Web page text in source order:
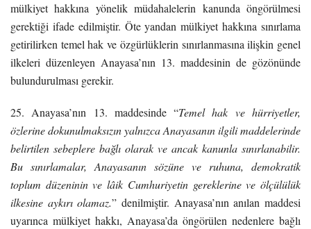
mülkiyet hakkına yönelik müdahalelerin kanunda öngörülmesi
gerektiği ifade edilmiştir. Öte yandan mülkiyet hakkına sınırlama
getirilirken temel hak ve özgürlüklerin sınırlanmasına ilişkin genel
ilkeleri düzenleyen Anayasa’nın 13. maddesinin de gözönünde
bulundurulması gerekir.
25. Anayasa’nın 13. maddesinde “Temel hak ve hürriyetler,
özlerine dokunulmaksızın yalnızca Anayasanın ilgili maddelerinde
belirtilen sebeplere bağlı olarak ve ancak kanunla sınırlanabilir.
Bu sınırlamalar, Anayasanın sözüne ve ruhuna, demokratik
toplum düzeninin ve lâik Cumhuriyetin gereklerine ve ölçülülük
ilkesine aykırı olamaz.” denilmiştir. Anayasa’nın anılan maddesi
uyarınca mülkiyet hakkı, Anayasa’da öngörülen nedenlere bağlı